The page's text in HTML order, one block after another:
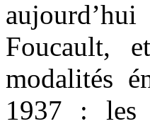
Foucault,
modalités
1937 : les